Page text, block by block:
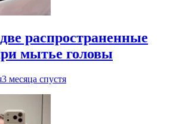
распространенные
мытье головы
3 месяца спустя